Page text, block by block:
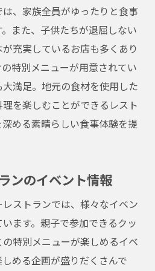
、家族全員がゆったりと食事
また、子供たちが退屈しない
充実しているお店も多くあり
特別メニューが用意されてい
満足。地元の食材を使用した
を楽しむことができるレスト
める素晴らしい食事体験を提
ンのイベント情報
ストランでは、様々なイベン
ます。親子で参加できるクッ
特別メニューが楽しめるイベ
める企画が盛りだくさんで